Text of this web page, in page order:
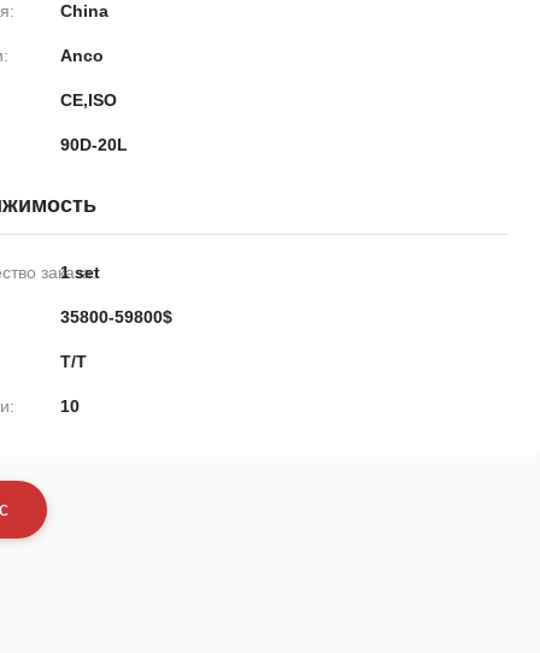
China
Anco
CE,ISO
90D-20L
заказа:
1 set
35800-59800$
T/T
10